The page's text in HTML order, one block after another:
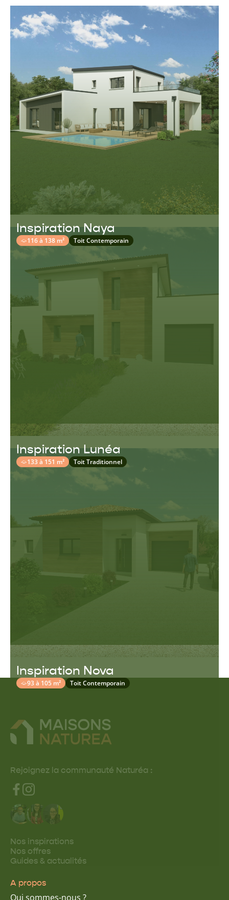
Inspiration Naya
116 à 138 m² Toit Contemporain
Inspiration Lunéa
133 à 151 m² Toit Traditionnel
Inspiration Nova
93 à 105 m² Toit Contemporain
Rejoignez la communauté Naturéa :
Nos inspirations
Nos offres
Guides & actualités
A propos
Qui sommes-nous ?